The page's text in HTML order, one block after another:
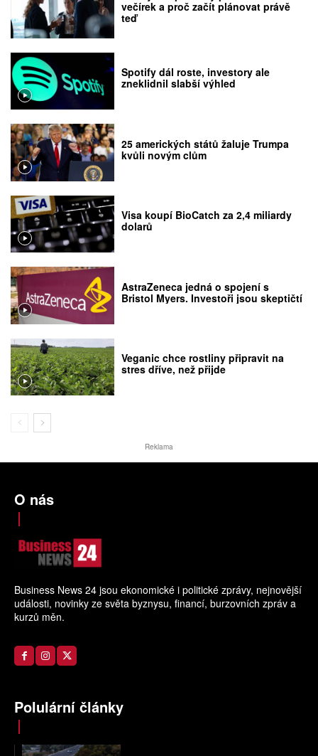
večírek a proč začít plánovat právě
teď
Spotify dál roste, investory ale
zneklidnil slabší výhled
25 amerických států žaluje Trumpa
kvůli novým clům
Visa koupí BioCatch za 2,4 miliardy
dolarů
AstraZeneca jedná o spojení s
Bristol Myers. Investoři jsou skeptičtí
Veganic chce rostliny připravit na
stres dříve, než přijde
Reklama
O nás
Business News 24 jsou ekonomické i politické zprávy, nejnovější
události, novinky ze světa byznysu, financí, burzovních zpráv a
kurzů měn.
Polulární články